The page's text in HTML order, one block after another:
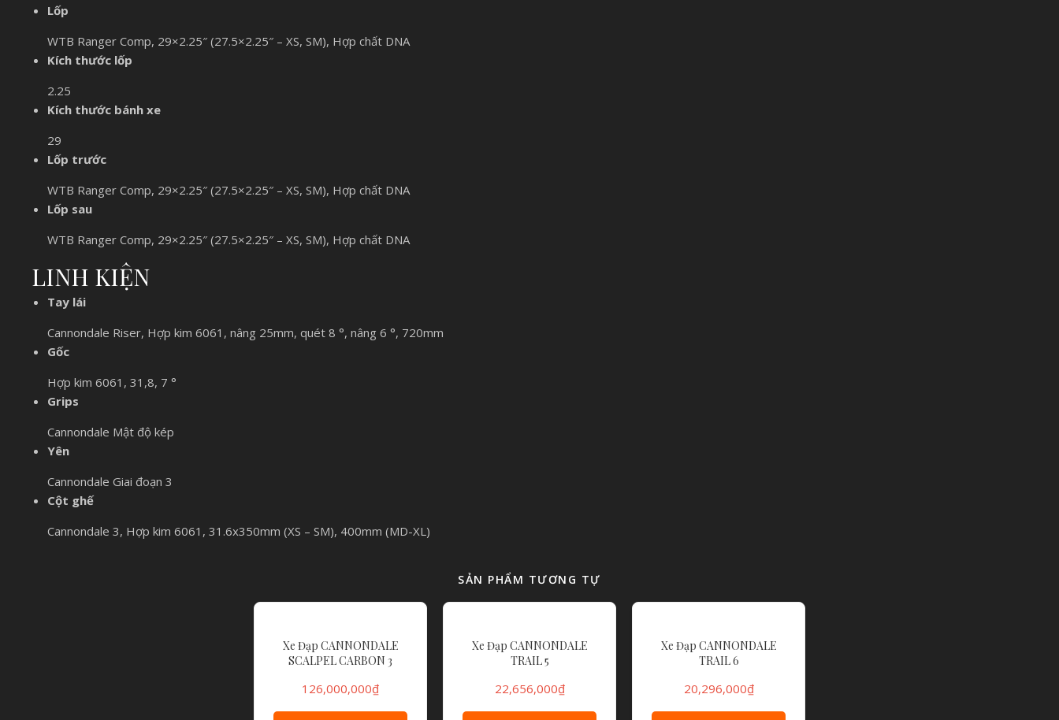
Lốp
WTB Ranger Comp, 29×2.25″ (27.5×2.25″ – XS, SM), Hợp chất DNA
Kích thước lốp
2.25
Kích thước bánh xe
29
Lốp trước
WTB Ranger Comp, 29×2.25″ (27.5×2.25″ – XS, SM), Hợp chất DNA
Lốp sau
WTB Ranger Comp, 29×2.25″ (27.5×2.25″ – XS, SM), Hợp chất DNA
LINH KIỆN
Tay lái
Cannondale Riser, Hợp kim 6061, nâng 25mm, quét 8 °, nâng 6 °, 720mm
Gốc
Hợp kim 6061, 31,8, 7 °
Grips
Cannondale Mật độ kép
Yên
Cannondale Giai đoạn 3
Cột ghế
Cannondale 3, Hợp kim 6061, 31.6x350mm (XS – SM), 400mm (MD-XL)
SẢN PHẨM TƯƠNG TỰ
Xe Đạp CANNONDALE
SCALPEL CARBON 3
126,000,000₫
Xe Đạp CANNONDALE
TRAIL 5
22,656,000₫
Xe Đạp CANNONDALE
TRAIL 6
20,296,000₫